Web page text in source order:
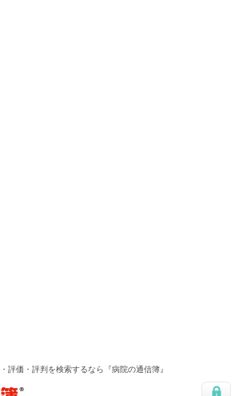
評価・評判を検索するなら『病院の通信簿』